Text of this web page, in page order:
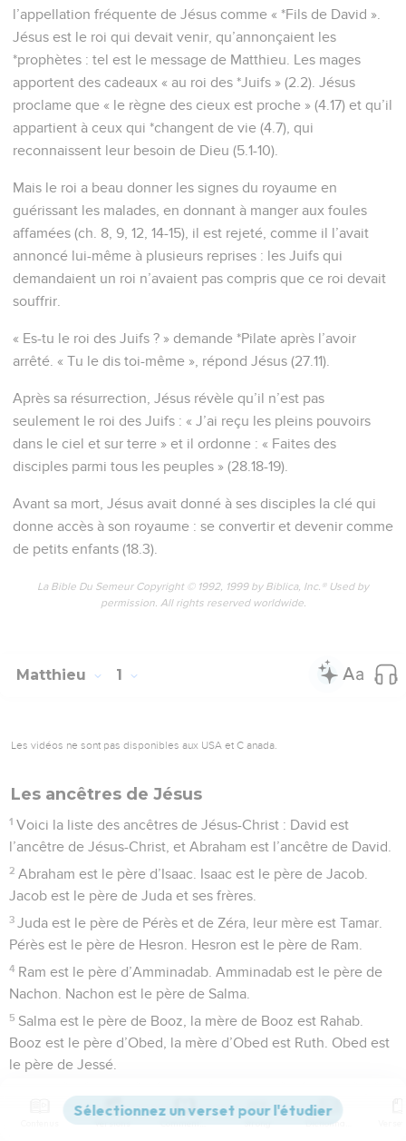
l’appellation fréquente de Jésus comme « *Fils de David ».
Jésus est le roi qui devait venir, qu’annonçaient les
*prophètes : tel est le message de Matthieu. Les mages
apportent des cadeaux « au roi des *Juifs » (2.2). Jésus
proclame que « le règne des cieux est proche » (4.17) et qu’il
appartient à ceux qui *changent de vie (4.7), qui
reconnaissent leur besoin de Dieu (5.1-10).
Mais le roi a beau donner les signes du royaume en
guérissant les malades, en donnant à manger aux foules
affamées (ch. 8, 9, 12, 14-15), il est rejeté, comme il l’avait
annoncé lui-même à plusieurs reprises : les Juifs qui
demandaient un roi n’avaient pas compris que ce roi devait
souffrir.
« Es-tu le roi des Juifs ? » demande *Pilate après l’avoir
arrêté. « Tu le dis toi-même », répond Jésus (27.11).
Après sa résurrection, Jésus révèle qu’il n’est pas
seulement le roi des Juifs : « J’ai reçu les pleins pouvoirs
dans le ciel et sur terre » et il ordonne : « Faites des
disciples parmi tous les peuples » (28.18-19).
Avant sa mort, Jésus avait donné à ses disciples la clé qui
donne accès à son royaume : se convertir et devenir comme
de petits enfants (18.3).
La Bible Du Semeur Copyright © 1992, 1999 by Biblica, Inc.® Used by
permission. All rights reserved worldwide.
Matthieu 1
Les vidéos ne sont pas disponibles aux USA et C anada.
Les ancêtres de Jésus
1 Voici la liste des ancêtres de Jésus-Christ : David est
l’ancêtre de Jésus-Christ, et Abraham est l’ancêtre de David.
2 Abraham est le père d’Isaac. Isaac est le père de Jacob.
Jacob est le père de Juda et ses frères.
3 Juda est le père de Pérès et de Zéra, leur mère est Tamar.
Pérès est le père de Hesron. Hesron est le père de Ram.
4 Ram est le père d’Amminadab. Amminadab est le père de
Nachon. Nachon est le père de Salma.
5 Salma est le père de Booz, la mère de Booz est Rahab.
Booz est le père d’Obed, la mère d’Obed est Ruth. Obed est
le père de Jessé.
Salomon, la mère de Salomon était la femme d’Urie.
Versions Commentaires Strong